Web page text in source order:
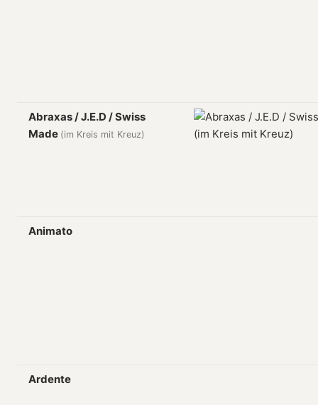
Abraxas / J.E.D / Swiss
Made (im Kreis mit Kreuz)
Animato
Ardente